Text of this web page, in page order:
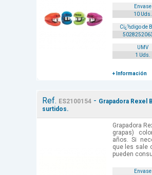
Envase
10 Uds.
Cï¿½digo de
UMV
1 Uds.
+ Información
Ref. ES2100154- Grapadora Rexel
surtidos.
Grapadora
grapas)
años. Si
que les sale
pueden
Envase